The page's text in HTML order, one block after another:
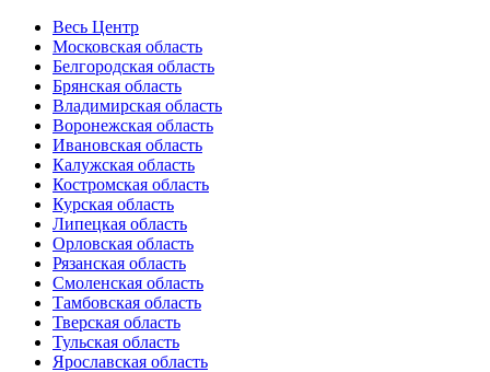
Весь Центр
Московская область
Белгородская область
Брянская область
Владимирская область
Воронежская область
Ивановская область
Калужская область
Костромская область
Курская область
Липецкая область
Орловская область
Рязанская область
Смоленская область
Тамбовская область
Тверская область
Тульская область
Ярославская область